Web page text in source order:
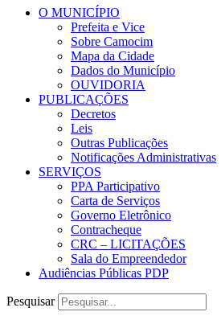
O MUNICÍPIO
Prefeita e Vice
Sobre Camocim
Mapa da Cidade
Dados do Município
OUVIDORIA
PUBLICAÇÕES
Decretos
Leis
Outras Publicações
Notificações Administrativas
SERVIÇOS
PPA Participativo
Carta de Serviços
Governo Eletrônico
Contracheque
CRC – LICITAÇÕES
Sala do Empreendedor
Audiências Públicas PDP
Pesquisar